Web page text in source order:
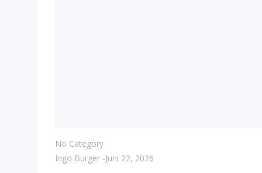
No Category
Ingo Burger -Juni 22, 2026